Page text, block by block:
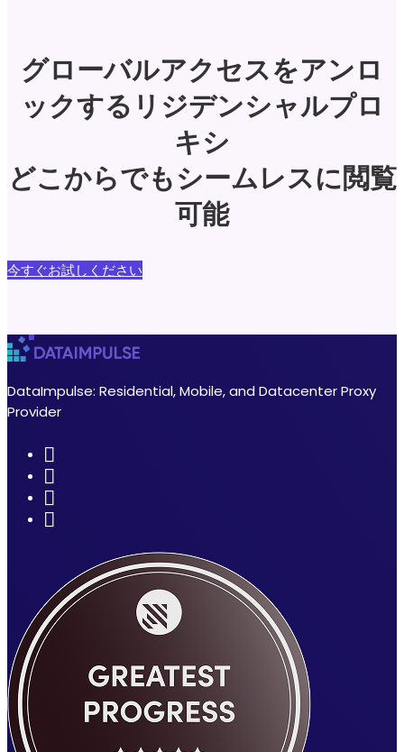
グローバルアクセスをアンロ
ックするリジデンシャルプロ
キシ
どこからでもシームレスに閲覧
可能
今すぐお試しください
DataImpulse: Residential, Mobile, and Datacenter Proxy
Provider